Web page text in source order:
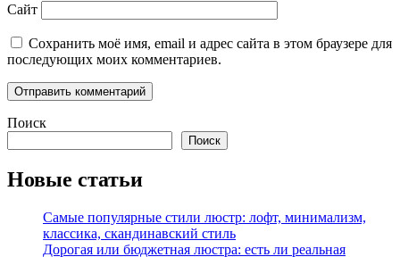
Сайт
Сохранить моё имя, email и адрес сайта в этом браузере для
последующих моих комментариев.
Поиск
Поиск
Новые статьи
Самые популярные стили люстр: лофт, минимализм,
классика, скандинавский стиль
Дорогая или бюджетная люстра: есть ли реальная